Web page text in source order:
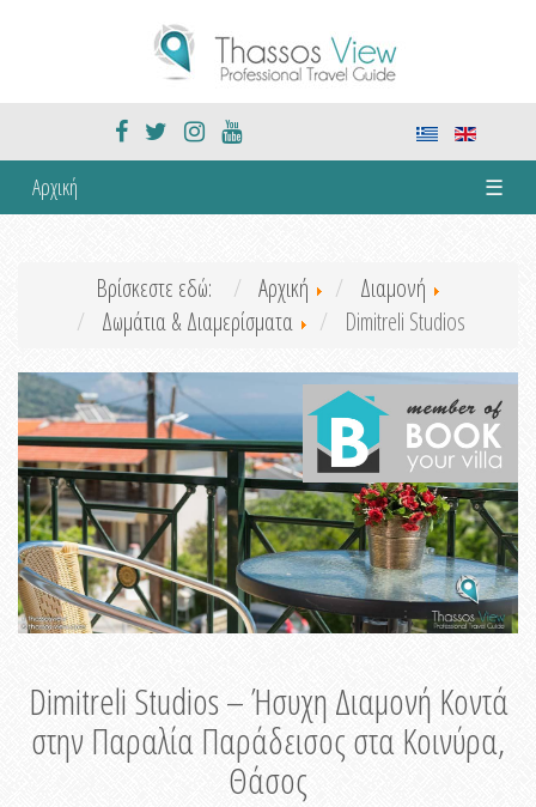
Αρχική ☰
Βρίσκεστε εδώ: Αρχική
Διαμονή
Δωμάτια & Διαμερίσματα
Dimitreli Studios
Dimitreli Studios – Ήσυχη Διαμονή Κοντά
στην Παραλία Παράδεισος στα Κοινύρα,
Θάσος